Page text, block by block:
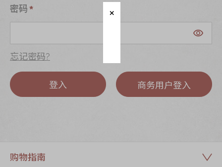
产品价目表
EN 繁體
密码
登入 商务用户登入
忘记密码?
购物指南